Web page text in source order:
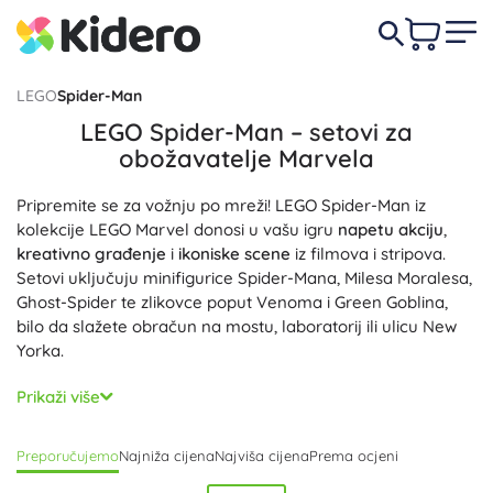
LEGOSpider-Man
LEGO Spider-Man – setovi za
obožavatelje Marvela
Pripremite se za vožnju po mreži! LEGO Spider-Man iz
kolekcije LEGO Marvel donosi u vašu igru napetu akciju,
kreativno građenje i ikoniske scene iz filmova i stripova.
Setovi uključuju minifigurice Spider-Mana, Milesa Moralesa,
Ghost-Spider te zlikovce poput Venoma i Green Goblina,
bilo da slažete obračun na mostu, laboratorij ili ulicu New
Yorka.
Svaki LEGO Spider-Man set krcat je funkcijama: bacači
mreže, projektili, katapulti, preklopne ploče i pokretni
paukovim autom, helikopterima ili laboratorijima donose
i mnoštvo dodataka. Za najmlađe su tu
Prikaži više
PreporučujemoNajniža cijenaNajviša cijenaPrema ocjeni